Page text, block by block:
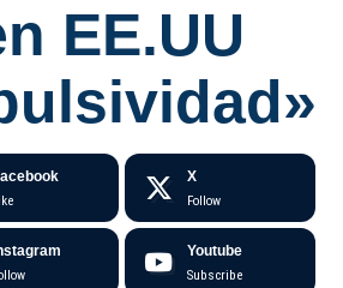
EE.UU
X
Follow
Youtube
Subscribe